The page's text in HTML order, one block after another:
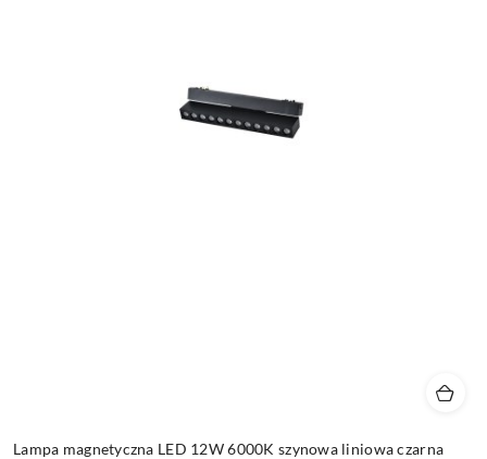
Lampa magnetyczna LED 12W 6000K szynowa liniowa czarna